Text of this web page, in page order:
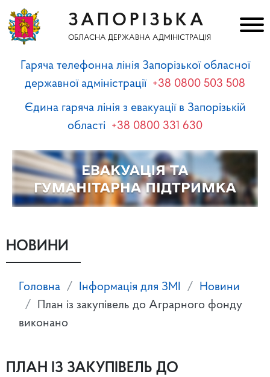
ЗАПОРІЗЬКА
ОБЛАСНА ДЕРЖАВНА АДМІНІСТРАЦІЯ
Гаряча телефонна лінія Запорізької обласної
державної адміністрації +38 0800 503 508
Єдина гаряча лінія з евакуації в Запорізькій
області +38 0800 331 630
НОВИНИ
Головна Інформація для ЗМІ
Новини
План із закупівель до Аграрного фонду
виконано
ПЛАН ІЗ ЗАКУПІВЕЛЬ ДО